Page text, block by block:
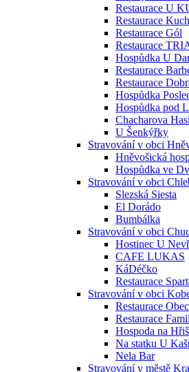
Restaurace U
Restaurace
Restaurace Gól
Restaurace
Hospůdka U
Restaurace
Restaurace
Hospůdka
Hospůdka pod
Chacharova
U Šenkýřky
Stravování v obci
Hněvošická
Hospůdka ve
Stravování v obci
Slezská Siesta
El Dorádo
Bumbálka
Stravování v obci
Hostinec U
CAFE LUKAS
KáDéčko
Restaurace
Stravování v obci
Restaurace
Restaurace
Hospoda na
Na statku U
Nela Bar
Stravování v městě